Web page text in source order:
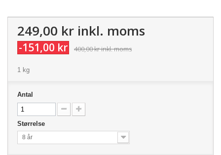
249,00 kr inkl. moms
-151,00 kr 400,00 krinkl. moms
1 kg
Antal
Størrelse
8 år